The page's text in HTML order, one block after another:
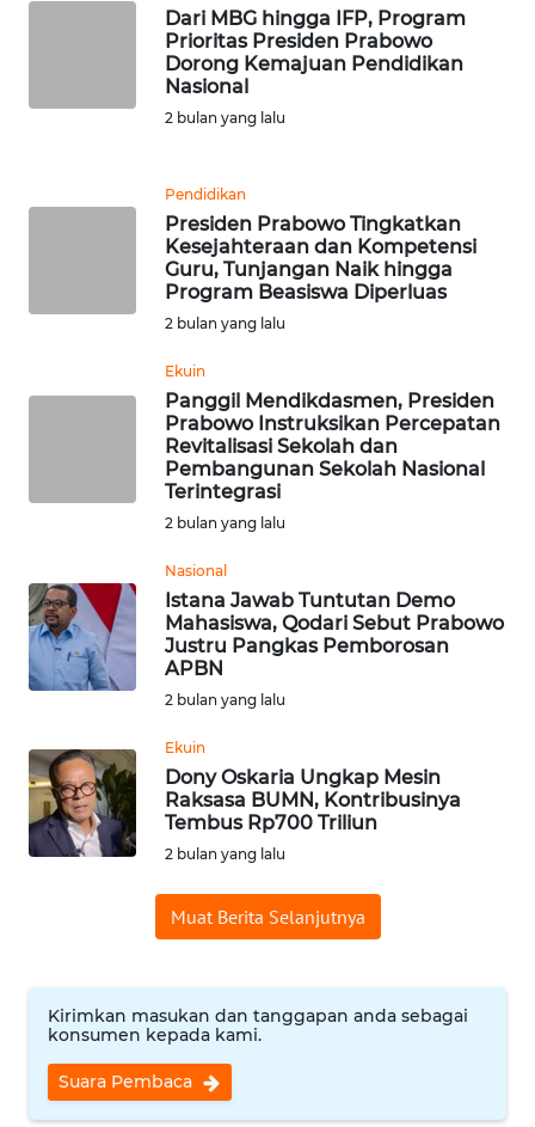
Dari MBG hingga IFP, Program
Prioritas Presiden Prabowo
Dorong Kemajuan Pendidikan
Nasional
2 bulan yang lalu
Pendidikan
Presiden Prabowo Tingkatkan
Kesejahteraan dan Kompetensi
Guru, Tunjangan Naik hingga
Program Beasiswa Diperluas
2 bulan yang lalu
Ekuin
Panggil Mendikdasmen, Presiden
Prabowo Instruksikan Percepatan
Revitalisasi Sekolah dan
Pembangunan Sekolah Nasional
Terintegrasi
2 bulan yang lalu
Nasional
Istana Jawab Tuntutan Demo
Mahasiswa, Qodari Sebut Prabowo
Justru Pangkas Pemborosan
APBN
2 bulan yang lalu
Ekuin
Dony Oskaria Ungkap Mesin
Raksasa BUMN, Kontribusinya
Tembus Rp700 Triliun
2 bulan yang lalu
Muat Berita Selanjutnya
Kirimkan masukan dan tanggapan anda sebagai
konsumen kepada kami.
Suara Pembaca
SUMEDANG
SERIBU
TANGERANG
WN
INDRAMAYU
KUNINGAN
WN
MAJALENGKA
WN
SUKABUMI
WN
PURWAKARTA